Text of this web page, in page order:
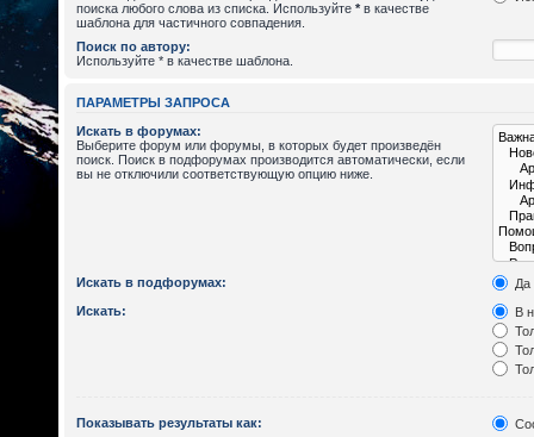
поиска любого слова из списка. Используйте * в качестве
шаблона для частичного совпадения.
Поиск по автору:
Используйте * в качестве шаблона.
ПАРАМЕТРЫ ЗАПРОСА
Искать в форумах:
Выберите форум или форумы, в которых будет произведён
поиск. Поиск в подфорумах производится автоматически, если
вы не отключили соответствующую опцию ниже.
Искать в подфорумах:
Да
Искать:
В
Показывать результаты как: